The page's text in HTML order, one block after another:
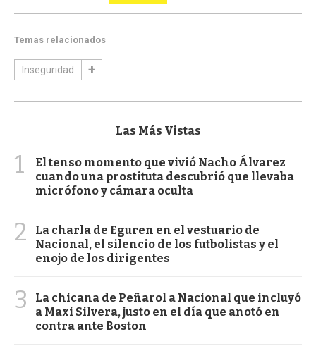
Temas relacionados
Inseguridad
Las Más Vistas
1
El tenso momento que vivió Nacho Álvarez
cuando una prostituta descubrió que llevaba
micrófono y cámara oculta
2
La charla de Eguren en el vestuario de
Nacional, el silencio de los futbolistas y el
enojo de los dirigentes
3
La chicana de Peñarol a Nacional que incluyó
a Maxi Silvera, justo en el día que anotó en
contra ante Boston